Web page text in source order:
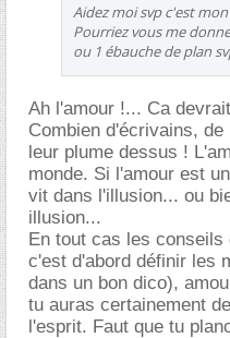
Aidez moi svp c'est
Pourriez vous me
ou 1 ébauche de plan
Ah l'amour !... Ca
Combien d'écrivains,
leur plume dessus !
monde. Si l'amour est
vit dans l'illusion... ou
illusion...
En tout cas les conseils
c'est d'abord définir les
dans un bon dico),
tu auras certainement
l'esprit. Faut que tu